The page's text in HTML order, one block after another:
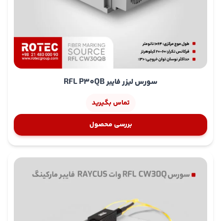
سورس لیزر فایبر RFL P30QB
تماس بگیرید
بررسی محصول